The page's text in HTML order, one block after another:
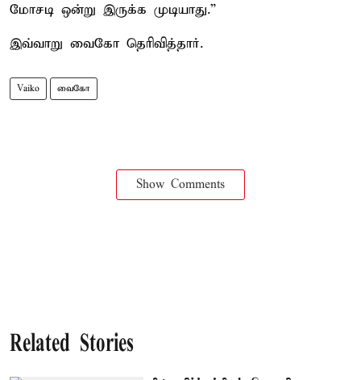
மோசடி ஒன்று இருக்க முடியாது.”
இவ்வாறு வைகோ தெரிவித்தார்.
Vaiko வைகோ
Show Comments
Related Stories